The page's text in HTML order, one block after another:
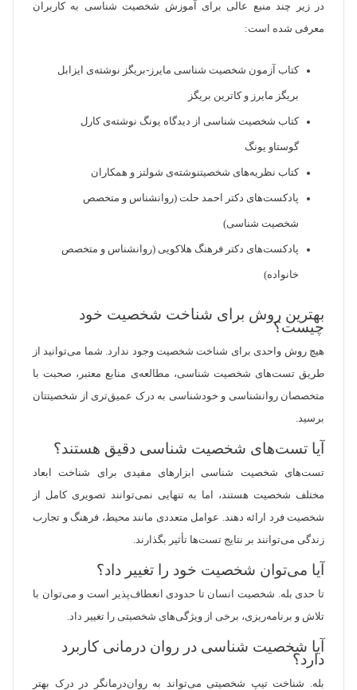
در زیر چند منبع عالی برای آموزش شخصیت شناسی به کاربران
معرفی شده است:
کتاب آزمون شخصیت شناسی مایرز-بریگز نوشته‌ی ایزابل
بریگز مایرز و کاترین بریگز
کتاب شخصیت شناسی از دیدگاه یونگ نوشته‌ی کارل
گوستاو یونگ
کتاب نظریه‌های شخصیتنوشته‌ی شولتز و همکاران
پادکست‌های دکتر احمد حلت (روانشناس و متخصص
شخصیت شناسی)
پادکست‌های دکتر فرهنگ هلاکویی (روانشناس و متخصص
خانواده)
بهترین روش برای شناخت شخصیت خود
چیست؟
هیچ روش واحدی برای شناخت شخصیت وجود ندارد. شما می‌توانید از
طریق تست‌های شخصیت شناسی، مطالعه‌ی منابع معتبر، صحبت با
متخصصان روانشناسی و خودشناسی به درک عمیق‌تری از شخصیتتان
برسید.
آیا تست‌های شخصیت شناسی دقیق هستند؟
تست‌های شخصیت شناسی ابزارهای مفیدی برای شناخت ابعاد
مختلف شخصیت هستند، اما به تنهایی نمی‌توانند تصویری کامل از
شخصیت فرد ارائه دهند. عوامل متعددی مانند محیط، فرهنگ و تجارب
زندگی می‌توانند بر نتایج تست‌ها تأثیر بگذارند.
آیا می‌توان شخصیت خود را تغییر داد؟
تا حدی بله. شخصیت انسان تا حدودی انعطاف‌پذیر است و می‌توان با
تلاش و برنامه‌ریزی، برخی از ویژگی‌های شخصیتی را تغییر داد.
آیا شخصیت شناسی در روان درمانی کاربرد
دارد؟
بله. شناخت تیپ شخصیتی می‌تواند به روان‌درمانگر در درک بهتر